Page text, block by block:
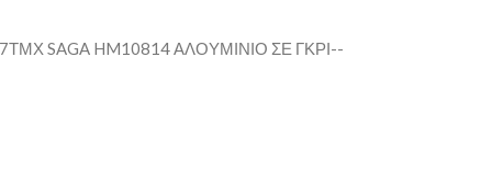
SAGA HM10814 ΑΛΟΥΜΙΝΙΟ ΣΕ ΓΚΡΙ--